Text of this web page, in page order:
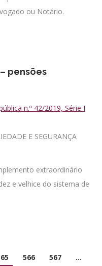
ou Notário.
pensões
n.º 42/2019, Série I
E SEGURANÇA
extraordinário
e velhice do sistema de
566 567
…